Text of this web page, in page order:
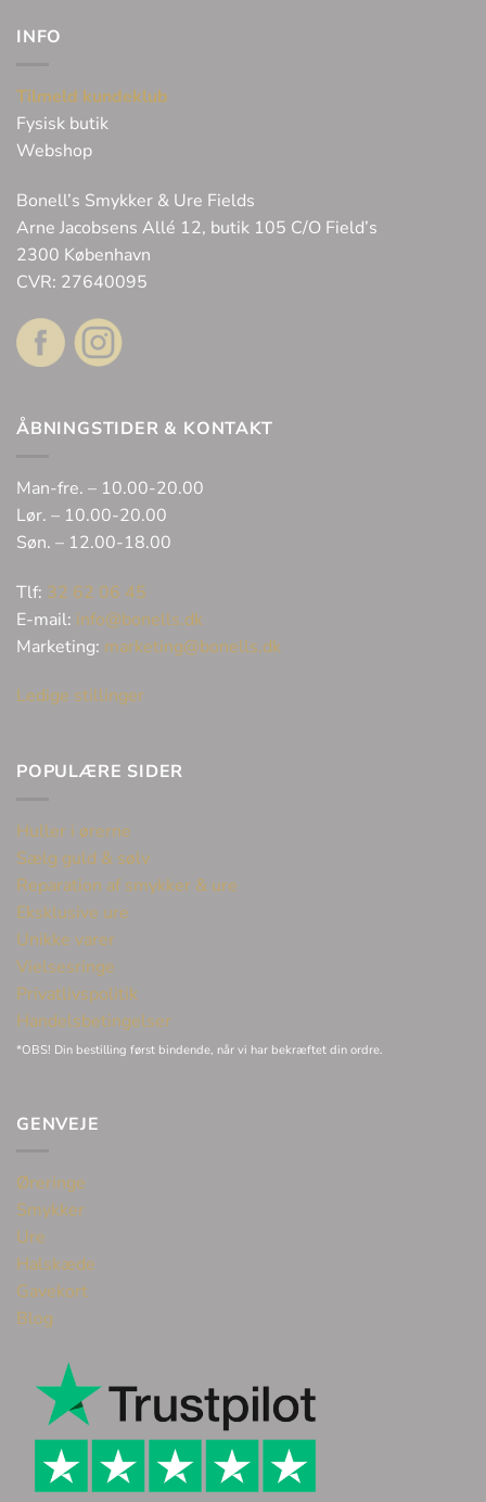
INFO
Tilmeld kundeklub
Fysisk butik
Webshop
Bonell’s Smykker & Ure Fields
Arne Jacobsens Allé 12, butik 105 C/O Field’s
2300 København
CVR: 27640095
ÅBNINGSTIDER & KONTAKT
Man-fre. – 10.00-20.00
Lør. – 10.00-20.00
Søn. – 12.00-18.00
Tlf: 32 62 06 45
E-mail: info@bonells.dk
Marketing: marketing@bonells.dk
Ledige stillinger
POPULÆRE SIDER
Huller i ørerne
Sælg guld & sølv
Reparation af smykker & ure
Eksklusive ure
Unikke varer
Vielsesringe
Privatlivspolitik
Handelsbetingelser
*OBS! Din bestilling først bindende, når vi har bekræftet din ordre.
GENVEJE
Øreringe
Smykker
Ure
Halskæde
Gavekort
Blog